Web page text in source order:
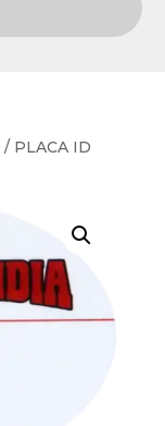
/ PLACA ID